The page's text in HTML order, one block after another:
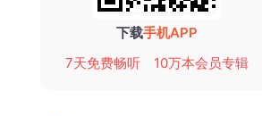
下载手机APP
7天免费畅听
10万本会员专辑